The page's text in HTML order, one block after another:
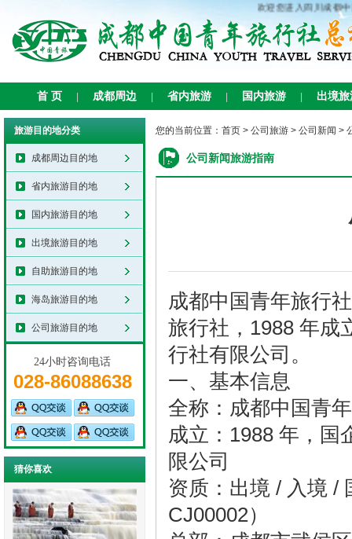
欢迎您进入四川成都
首 页 成都周边 省内旅游 国内旅游 出境旅
旅游目的地分类
成都周边目的地
省内旅游目的地
国内旅游目的地
出境旅游目的地
自助旅游目的地
海岛旅游目的地
公司旅游目的地
24小时咨询电话
028-86088638
猜你喜欢
您的当前位置： 首页 > 公司旅游 > 公司新闻 >
公司新闻旅游指南
成都中国青年旅行
旅行社，1988 年成
行社有限公司。
一、基本信息
全称：成都中国青
成立：1988 年，国
限公司
资质：出境 / 入境 /
CJ00002）